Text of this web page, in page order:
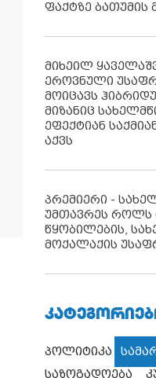
ფაქტზე ბათუმის
მიხეილ
ეროვნული
მოიცავს
მიზანიც
ეფექტიან
აქვს
პრემიერი -
უმთავრეს როლს
წყობილების,
მოქალაქის
პოლიტიკა
საზოგადოება